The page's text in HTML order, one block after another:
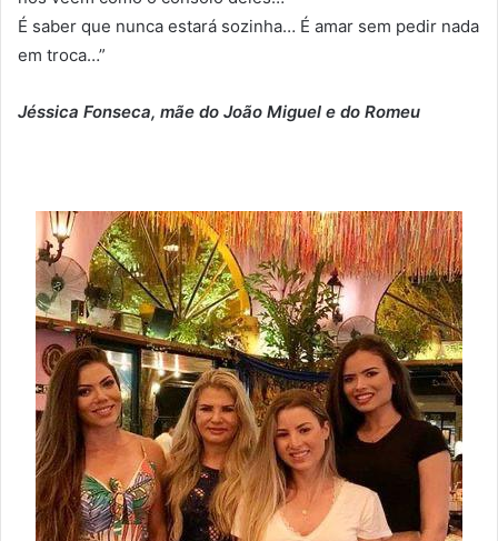
É saber que nunca estará sozinha… É amar sem pedir nada
em troca…”
Jéssica Fonseca, mãe do João Miguel e do Romeu